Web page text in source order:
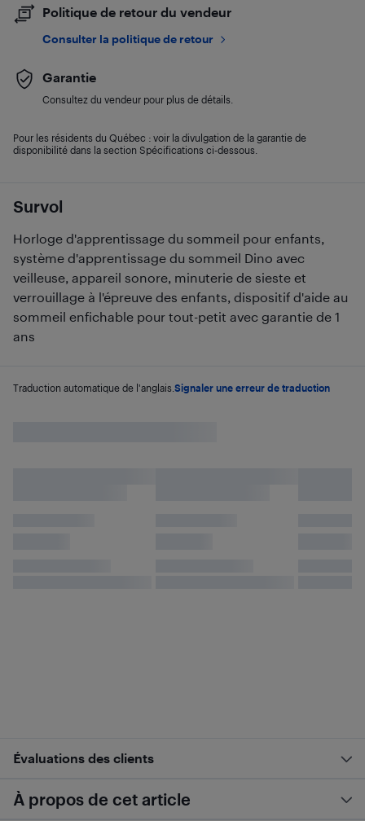
Survol
Horloge d'apprentissage du sommeil pour enfants,
système d'apprentissage du sommeil Dino avec
veilleuse, appareil sonore, minuterie de sieste et
verrouillage à l'épreuve des enfants, dispositif d'aide au
sommeil enfichable pour tout-petit avec garantie de 1
ans
Traduction automatique de l'anglais. Signaler une erreur de traduction
Politique de retour du vendeur
Consulter la politique de retour
Garantie
Consultez du vendeur pour plus de détails.
Pour les résidents du Québec : voir la divulgation de la garantie de
disponibilité dans la section Spécifications ci-dessous.
Évaluations des clients
À propos de cet article